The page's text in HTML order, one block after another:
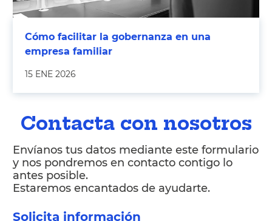
Cómo facilitar la gobernanza en una
empresa familiar
15 ENE 2026
Contacta con nosotros
Envíanos tus datos mediante este formulario
y nos pondremos en contacto contigo lo
antes posible.
Estaremos encantados de ayudarte.
Solicita información